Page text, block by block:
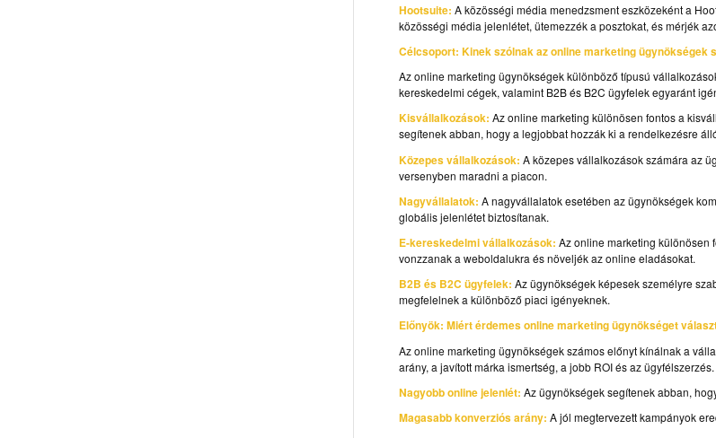
Hootsuite: A közösségi média menedzsment eszközeként a
közösségi média jelenlétet, ütemezzék a posztokat, és mérjék
Célcsoport: Kinek szólnak az online marketing ügynökségek
Az online marketing ügynökségek különböző típusú
kereskedelmi cégek, valamint B2B és B2C ügyfelek egyaránt
Kisvállalkozások: Az online marketing különösen fontos a
segítenek abban, hogy a legjobbat hozzák ki a rendelkezésre
Közepes vállalkozások: A közepes vállalkozások számára az
versenyben maradni a piacon.
Nagyvállalatok: A nagyvállalatok esetében az ügynökségek
globális jelenlétet biztosítanak.
E-kereskedelmi vállalkozások: Az online marketing különösen
vonzzanak a weboldalukra és növeljék az online eladásokat.
B2B és B2C ügyfelek: Az ügynökségek képesek személyre
megfelelnek a különböző piaci igényeknek.
Előnyök: Miért érdemes online marketing ügynökséget
Az online marketing ügynökségek számos előnyt kínálnak a
arány, a javított márka ismertség, a jobb ROI és az ügyfélszerzés.
Nagyobb online jelenlét: Az ügynökségek segítenek abban,
Magasabb konverziós arány: A jól megtervezett kampányok